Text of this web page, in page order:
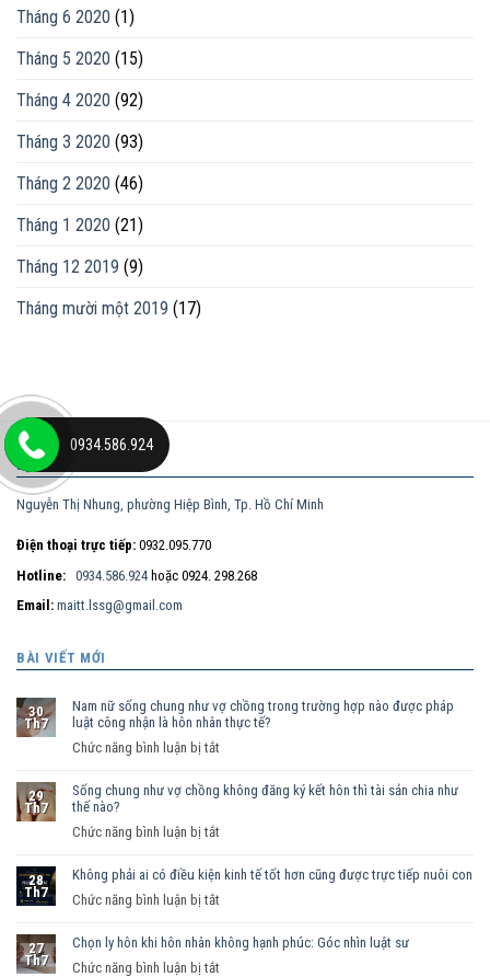
Tháng 6 2020 (1)
Tháng 5 2020 (15)
Tháng 4 2020 (92)
Tháng 3 2020 (93)
Tháng 2 2020 (46)
Tháng 1 2020 (21)
Tháng 12 2019 (9)
Tháng mười một 2019 (17)
ĐỊA CHỈ
Nguyễn Thị Nhung, phường Hiệp Bình, Tp. Hồ Chí Minh
Điện thoại trực tiếp: 0932.095.770
Hotline: 0934.586.924 hoặc 0924. 298.268
Email: maitt.lssg@gmail.com
BÀI VIẾT MỚI
30
Th7
Nam nữ sống chung như vợ chồng trong trường hợp nào được pháp
luật công nhận là hôn nhân thực tế?
Chức năng bình luận bị tắt
nữ
vợ
trường
29
Th7
Sống chung như vợ chồng không đăng ký kết hôn thì tài sản chia như
thế nào?
Chức năng bình luận bị tắt
chung
chồng
28
Th7
Không phải ai có điều kiện kinh tế tốt hơn cũng được trực tiếp nuôi con
Chức năng bình luận bị tắt
phải
27
Th7
Chọn ly hôn khi hôn nhân không hạnh phúc: Góc nhìn luật sư
Chức năng bình luận bị tắt
0934.586.924